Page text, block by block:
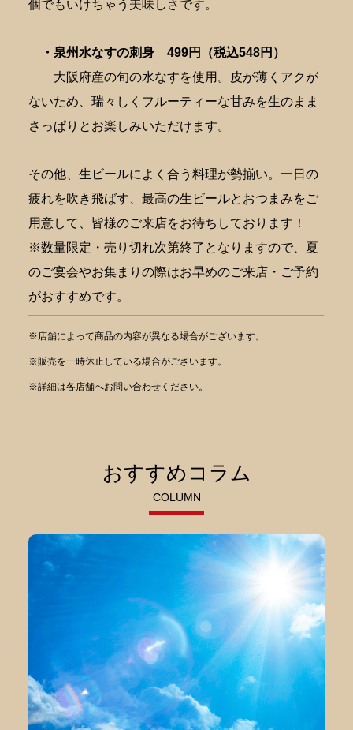
個でもいけちゃう美味しさです。
・泉州水なすの刺身
499円（税込548円）
大阪府産の旬の水なすを使用。皮が薄くアクが
ないため、瑞々しくフルーティーな甘みを生のまま
さっぱりとお楽しみいただけます。
その他、生ビールによく合う料理が勢揃い。一日の
疲れを吹き飛ばす、最高の生ビールとおつまみをご
用意して、皆様のご来店をお待ちしております！
※数量限定・売り切れ次第終了となりますので、夏
のご宴会やお集まりの際はお早めのご来店・ご予約
がおすすめです。
※店舗によって商品の内容が異なる場合がございます。
※販売を一時休止している場合がございます。
※詳細は各店舗へお問い合わせください。
おすすめコラム
COLUMN